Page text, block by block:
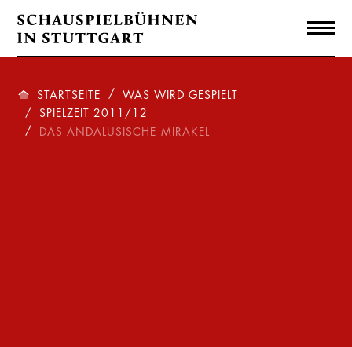
STARTSEITE
WAS WIRD GESPIELT
SPIELZEIT 2011/12
DAS ANDALUSISCHE MIRAKEL